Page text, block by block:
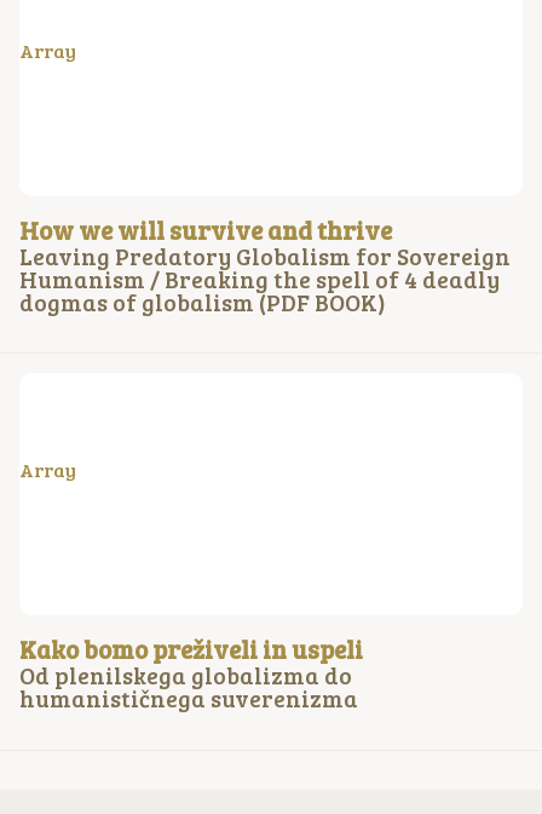
Array
How we will survive and thrive
Leaving Predatory Globalism for Sovereign
Humanism / Breaking the spell of 4 deadly
dogmas of globalism (PDF BOOK)
Array
Kako bomo preživeli in uspeli
Od plenilskega globalizma do
humanističnega suverenizma